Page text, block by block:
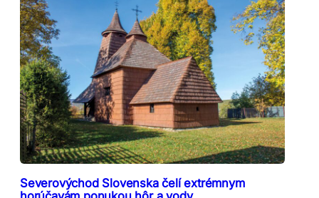
Severovýchod Slovenska čelí extrémnym